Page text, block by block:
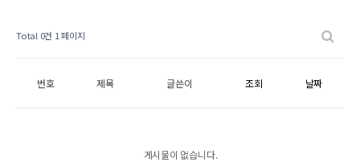
Total 0건 1 페이지
번호 제목 글쓴이 조회 날짜
게시물이 없습니다.